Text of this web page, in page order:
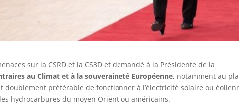
sur la CSRD et la CS3D et demandé à la Présidente de la
au Climat et à la souveraineté Européenne, notamment au
doublement préférable de fonctionner à l’électricité solaire ou
hydrocarbures du moyen Orient ou américains.